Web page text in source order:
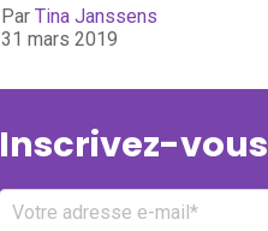
ParTina Janssens
31 mars 2019
Inscrivez-